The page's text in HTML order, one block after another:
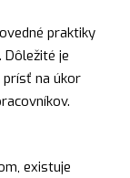
praktiky
je
prísť na úkor
existuje